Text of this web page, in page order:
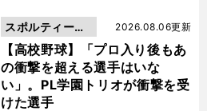
【高校野球】「プロ入り後もあ
の衝撃を超える選手はいな
い」。PL学園トリオが衝撃を受
けた選手
2026.08.06更新
スポルティーバ
動画